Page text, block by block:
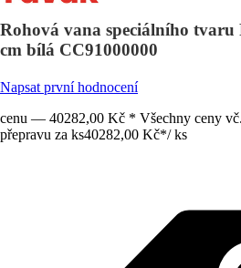
Rohová vana speciálního
cm bílá CC91000000
Napsat první hodnocení
cenu — 40282,00 Kč * Všechny ceny
přepravu za ks40282,00 Kč*/ ks